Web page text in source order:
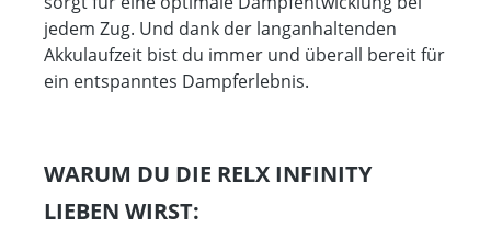
jedem Zug. Und dank der langanhaltenden
Akkulaufzeit bist du immer und überall bereit für
ein entspanntes Dampferlebnis.
WARUM DU DIE RELX INFINITY
LIEBEN WIRST: